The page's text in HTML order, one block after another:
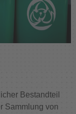
Bestandteil
Sammlung von